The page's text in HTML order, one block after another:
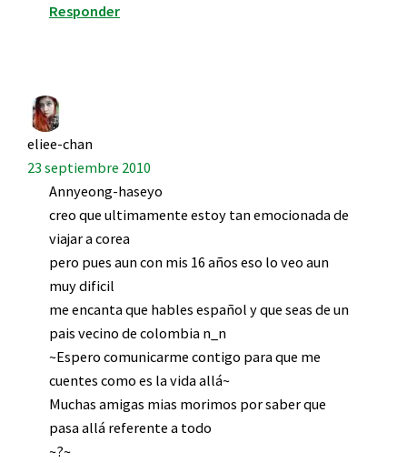
Responder
eliee-chan
23 septiembre 2010
Annyeong-haseyo
creo que ultimamente estoy tan emocionada de
viajar a corea
pero pues aun con mis 16 años eso lo veo aun
muy dificil
me encanta que hables español y que seas de un
pais vecino de colombia n_n
~Espero comunicarme contigo para que me
cuentes como es la vida allá~
Muchas amigas mias morimos por saber que
pasa allá referente a todo
~?~